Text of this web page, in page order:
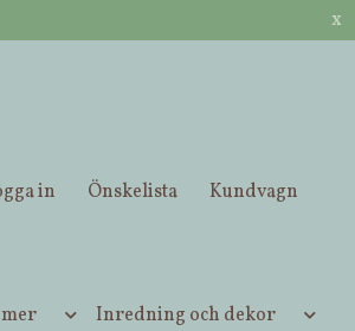
x
Klarna, Vipps, kort eller Apple Pay.
in Önskelista Kundvagn
Inredning och dekor